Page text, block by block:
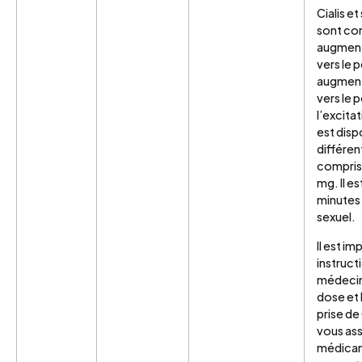
Cialis
sont
vers le
vers le
est
mg. Il
sexuel.
Il est
dose et
prise de
vous